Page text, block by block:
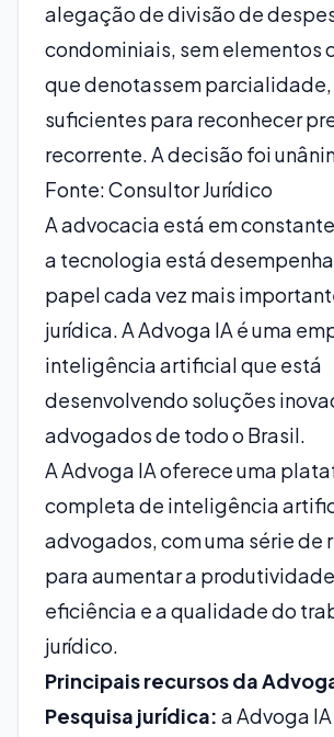
alegação de divisão de
condominiais, sem elementos
que denotassem parcialidade,
suficientes para reconhecer
recorrente. A decisão foi
Fonte: Consultor Jurídico
A advocacia está em
a tecnologia está
papel cada vez mais
jurídica. A Advoga IA é uma
inteligência artificial que está
desenvolvendo soluções
advogados de todo o Brasil.
A Advoga IA oferece uma
completa de inteligência
advogados, com uma série de
para aumentar a
eficiência e a qualidade do
jurídico.
Principais recursos da
Pesquisa jurídica: a Advoga